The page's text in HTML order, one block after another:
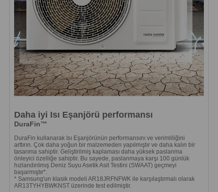
Daha iyi Isı Eşanjörü performansı
DuraFin™
DuraFin kullanarak Isı Eşanjörünün performansını ve verimliliğini
arttırın. Çok daha yoğun bir malzemeden yapılmıştır ve daha kalın bir
tasarıma sahiptir. Geliştirilmiş kaplaması daha yüksek paslanma
önleyici özelliğe sahiptir. Bu sayede, paslanmaya karşı 100 günlük
hızlandırılmış Deniz Suyu Asetik Asit Testini (SWAAT) geçmeyi
başarmıştır*.
* Samsung'un klasik modeli AR18JRFNFWK ile karşılaştırmalı olarak
AR13TYHYBWKNST üzerinde test edilmiştir.